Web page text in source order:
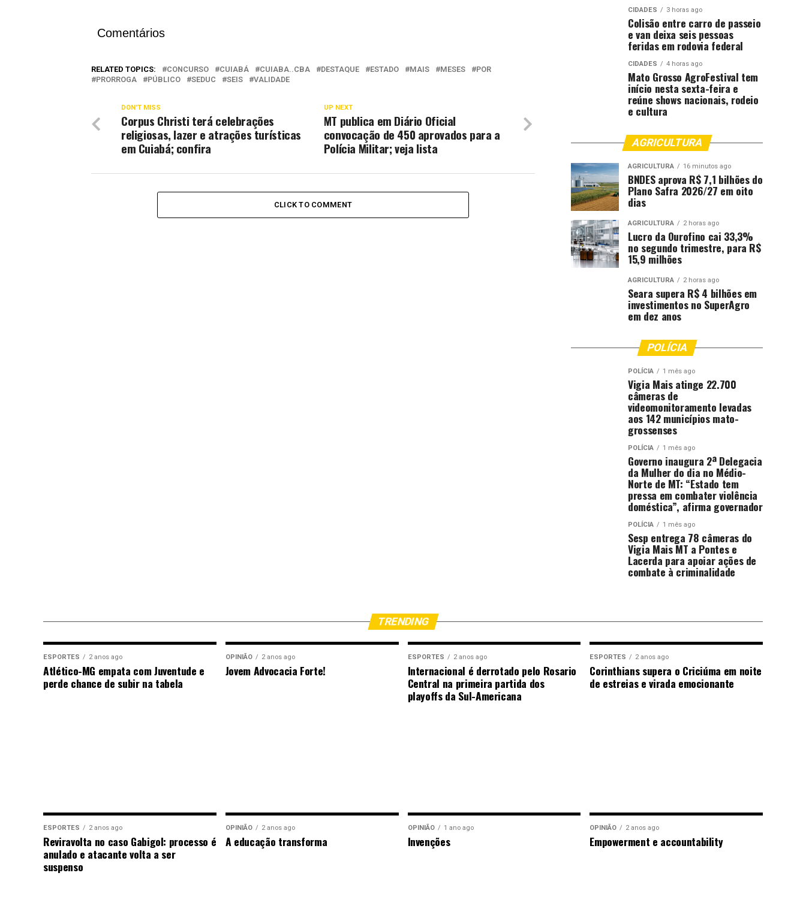
Comentários
RELATED TOPICS: CONCURSO CUIABÁ CUIABA..CBA DESTAQUE ESTADO MAIS MESES
POR
PRORROGA
PÚBLICO SEDUC SEIS VALIDADE
UP NEXT
MT publica em Diário Oficial
convocação de 450 aprovados para a
Polícia Militar; veja lista
DON'T MISS
Corpus Christi terá celebrações
religiosas, lazer e atrações turísticas
em Cuiabá; confira
CLICK TO COMMENT
CIDADES 3 horas ago
Colisão entre carro de passeio
e van deixa seis pessoas
feridas em rodovia federal
CIDADES 4 horas ago
Mato Grosso AgroFestival tem
início nesta sexta-feira e
reúne shows nacionais, rodeio
e cultura
AGRICULTURA
AGRICULTURA 16 minutos ago
BNDES aprova R$ 7,1 bilhões do
Plano Safra 2026/27 em oito
dias
AGRICULTURA 2 horas ago
Lucro da Ourofino cai 33,3%
no segundo trimestre, para R$
15,9 milhões
AGRICULTURA 2 horas ago
Seara supera R$ 4 bilhões em
investimentos no SuperAgro
em dez anos
POLÍCIA
POLÍCIA 1 mês ago
Vigia Mais atinge 22.700
câmeras de
videomonitoramento levadas
aos 142 municípios mato-
grossenses
POLÍCIA 1 mês ago
Governo inaugura 2ª Delegacia
da Mulher do dia no Médio-
Norte de MT: “Estado tem
pressa em combater violência
doméstica”, afirma governador
POLÍCIA 1 mês ago
Sesp entrega 78 câmeras do
Vigia Mais MT a Pontes e
Lacerda para apoiar ações de
combate à criminalidade
TRENDING
ESPORTES 2 anos ago
Atlético-MG empata com Juventude e
perde chance de subir na tabela
OPINIÃO 2 anos ago
Jovem Advocacia Forte!
ESPORTES 2 anos ago
Internacional é derrotado pelo Rosario
Central na primeira partida dos
playoffs da Sul-Americana
ESPORTES 2 anos ago
Corinthians supera o Criciúma em noite
de estreias e virada emocionante
ESPORTES 2 anos ago
Reviravolta no caso Gabigol: processo é
anulado e atacante volta a ser
suspenso
OPINIÃO 2 anos ago
A educação transforma
OPINIÃO 1 ano ago
Invenções
OPINIÃO 2 anos ago
Empowerment e accountability